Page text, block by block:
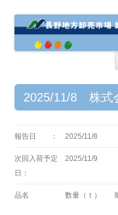
2025/11/8 株式
報告日 ： 2025/11/8
次回入荷予定
日：
2025/11/9
品名 数量（ｔ）